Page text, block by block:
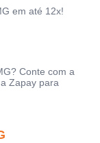
em até 12x!
Conte com a
Zapay para